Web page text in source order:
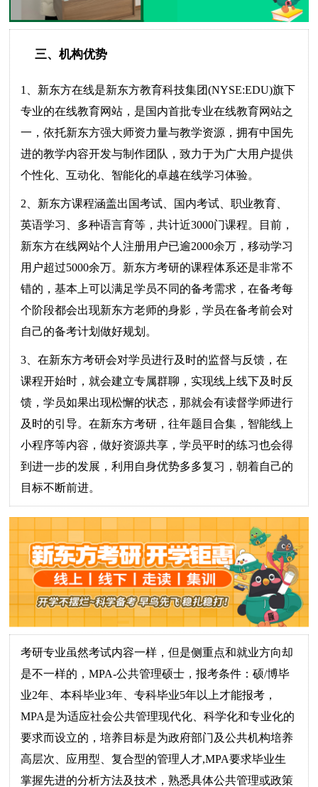
三、机构优势
1、新东方在线是新东方教育科技集团(NYSE:EDU)旗下
专业的在线教育网站，是国内首批专业在线教育网站之
一，依托新东方强大师资力量与教学资源，拥有中国先
进的教学内容开发与制作团队，致力于为广大用户提供
个性化、互动化、智能化的卓越在线学习体验。
2、新东方课程涵盖出国考试、国内考试、职业教育、
英语学习、多种语言育等，共计近3000门课程。目前，
新东方在线网站个人注册用户已逾2000余万，移动学习
用户超过5000余万。新东方考研的课程体系还是非常不
错的，基本上可以满足学员不同的备考需求，在备考每
个阶段都会出现新东方老师的身影，学员在备考前会对
自己的备考计划做好规划。
3、在新东方考研会对学员进行及时的监督与反馈，在
课程开始时，就会建立专属群聊，实现线上线下及时反
馈，学员如果出现松懈的状态，那就会有读督学师进行
及时的引导。在新东方考研，往年题目合集，智能线上
小程序等内容，做好资源共享，学员平时的练习也会得
到进一步的发展，利用自身优势多多复习，朝着自己的
目标不断前进。
考研专业虽然考试内容一样，但是侧重点和就业方向却
是不一样的，MPA-公共管理硕士，报考条件：硕/博毕
业2年、本科毕业3年、专科毕业5年以上才能报考，
MPA是为适应社会公共管理现代化、科学化和专业化的
要求而设立的，培养目标是为政府部门及公共机构培养
高层次、应用型、复合型的管理人才,MPA要求毕业生
掌握先进的分析方法及技术，熟悉具体公共管理或政策